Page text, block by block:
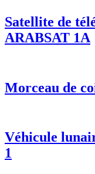
Satellite de
ARABSAT 1A
Morceau de
Véhicule
1